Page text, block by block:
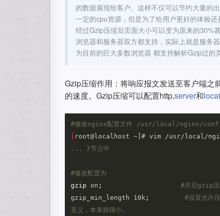
的数据展现给客户。这样不仅可以节约大量的
一定的cpu资源，但是为了给用户更好的体验还
经过Gzip压缩后页面大小可以变为原来的30%
浏览器和服务器双方都支持，实际上就是服务
为目前的巨大多数浏览器 都支持解析Gzip过的
Gzip压缩作用：将响应报⽂发送⾄客户端
的速度。Gzip压缩可以配置http,server和
#修改nginx配置文件 /usr/local/nginx/
root@localhost ~]# vim /usr/
... }节点中
#修改配置为
gzip on ;
#开启gzip压
gzip_min_length 10k ;
#设置允许
意义，本来就很小.